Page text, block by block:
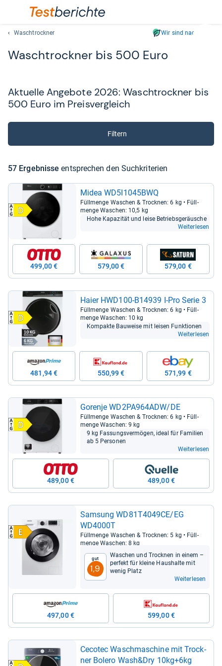
drei
Zeichen
mit
Waschtrockner Wir sind nachhaltig
Wasch­trock­ner bis 500 Euro
Aktu­elle Ange­bote 2026: Wasch­trock­ner bis
500 Euro im Preis­ver­gleich
Filtern
57 Ergeb­nisse ent­spre­chen den Such­kri­te­rien
Midea WD5I1045BWQ
Füll­menge Waschen & Trock­nen: 6 kg • Füll­
menge Waschen: 10,5 kg
Hohe Kapa­zi­tät und leise Betriebs­ge­räusche
Weiterlesen
499,00 € 579,00 € 579,00 €
Haier HWD100-​B14939 I-​Pro Serie 3
Füll­menge Waschen & Trock­nen: 6 kg • Füll­
menge Waschen: 10 kg
Kom­pakte Bau­weise mit lei­sen Funk­tio­nen
Weiterlesen
481,94 € 550,99 € 571,99 €
Gorenje WD2PA964ADW/DE
Füll­menge Waschen & Trock­nen: 6 kg • Füll­
menge Waschen: 9 kg
9 kg Fas­sungs­ver­mö­gen, ideal für Fami­lien
ab 5 Per­so­nen
Weiterlesen
489,00 € 489,00 €
Sam­sung WD81T4049CE/EG
WD4000T
Füll­menge Waschen & Trock­nen: 5 kg • Füll­
menge Waschen: 8 kg
Gut
1,9
Waschen und Trock­nen in einem –
per­fekt für kleine Haus­halte mit
wenig Platz
Weiterlesen
497,00 € 599,00 €
Ceco­tec Wasch­ma­schine mit Trock­
ner Bolero Wash&Dry 10kg+6kg